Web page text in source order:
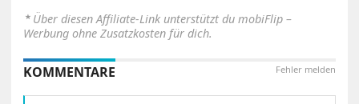
⋆ Über diesen Affiliate-Link unterstützt du mobiFlip –
Werbung ohne Zusatzkosten für dich.
Fehler melden
KOMMENTARE